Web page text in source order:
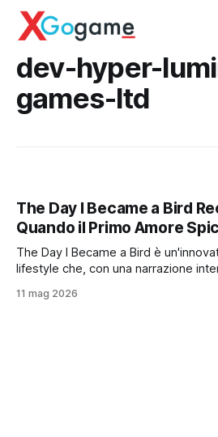
dev-hyper-
games-ltd
The Day I Became a Bird
Quando il Primo Amore
The Day I Became a Bird è
lifestyle che, con una narrazione
l'introspezione nonostante piccoli
11 mag 2026